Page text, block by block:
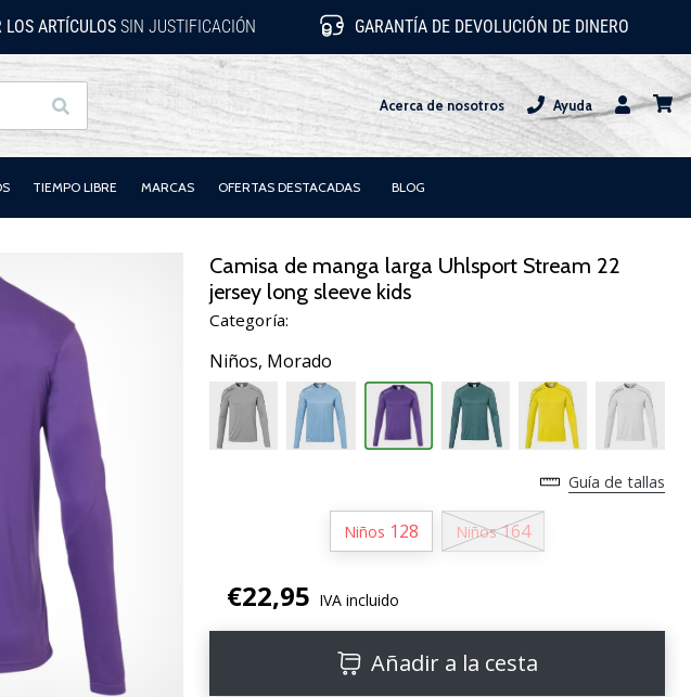
ARTÍCULOS SIN JUSTIFICACIÓN GARANTÍA DE DEVOLUCIÓN DE DINERO
Buscar Acerca de nosotros
Ayuda
Usuario
TIEMPO LIBRE MARCAS OFERTAS DESTACADAS BLOG
Camisa de manga larga Uhlsport Stream 22
jersey long sleeve kids
Categoría:
Niños, Morado
Guía de tallas
Niños 128 Niños 164
€22,95 IVA incluido
Añadir a la cesta